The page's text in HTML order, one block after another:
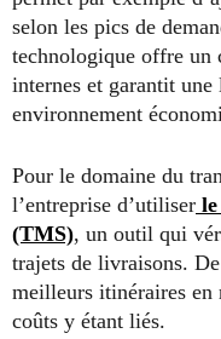
selon les pics de
technologique offre un
internes et garantit
environnement
Pour le domaine du
l’entreprise d’utiliser
(TMS), un outil qui
trajets de livraisons.
meilleurs itinéraires en
coûts y étant liés.